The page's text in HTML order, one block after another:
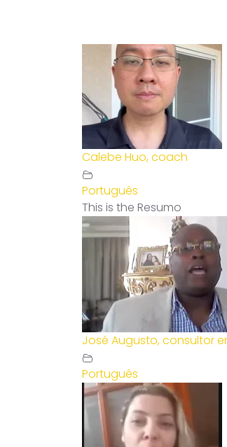
Calebe Huo, coach
Português
This is the Resumo
José Augusto, consultor
Português